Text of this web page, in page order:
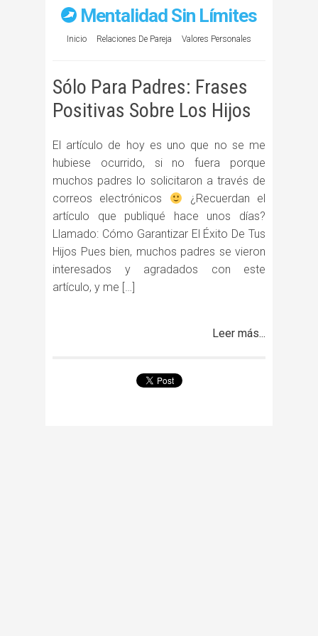
Mentalidad Sin Límites
Inicio Relaciones De Pareja Valores Personales
Sólo Para Padres: Frases
Positivas Sobre Los Hijos
El artículo de hoy es uno que no se me
hubiese ocurrido, si no fuera porque
muchos padres lo solicitaron a través de
correos electrónicos
¿Recuerdan el
artículo que publiqué hace unos días?
Llamado: Cómo Garantizar El Éxito De Tus
Hijos Pues bien, muchos padres se vieron
interesados y agradados con este
artículo, y me […]
Leer más...